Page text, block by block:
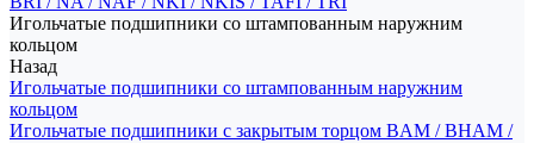
Игольчатые подшипники со штампованным наружним
кольцом
Назад
Игольчатые подшипники со штампованным наружним
кольцом
Игольчатые подшипники с закрытым торцом BAM / BHAM /